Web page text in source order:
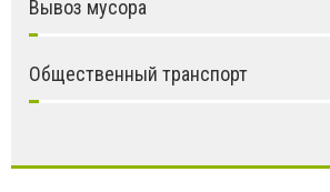
Вывоз мусора
Общественный транспорт